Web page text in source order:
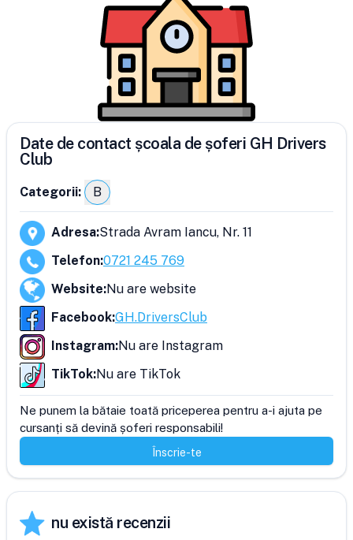
Date de contact școala de șoferi GH Drivers
Club
Categorii: B
Adresa:Strada Avram Iancu, Nr. 11
Telefon:0721 245 769
Website:Nu are website
Facebook:GH.DriversClub
Instagram:Nu are Instagram
TikTok:Nu are TikTok
Ne punem la bătaie toată priceperea pentru a-i ajuta pe
cursanți să devină șoferi responsabili!
Înscrie-te
nu există recenzii